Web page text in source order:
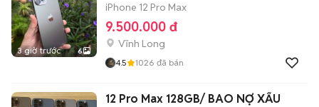
3 giờ trước 6
iPhone 12 Pro Max
9.500.000 đ
Vĩnh Long
4.5 1026 đã bán
12 Pro Max 128GB/ BAO NỢ XẤU